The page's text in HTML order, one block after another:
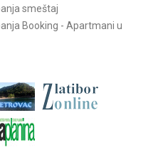
smeštaj
Booking - Apartmani u